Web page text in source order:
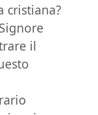
cristiana?
il